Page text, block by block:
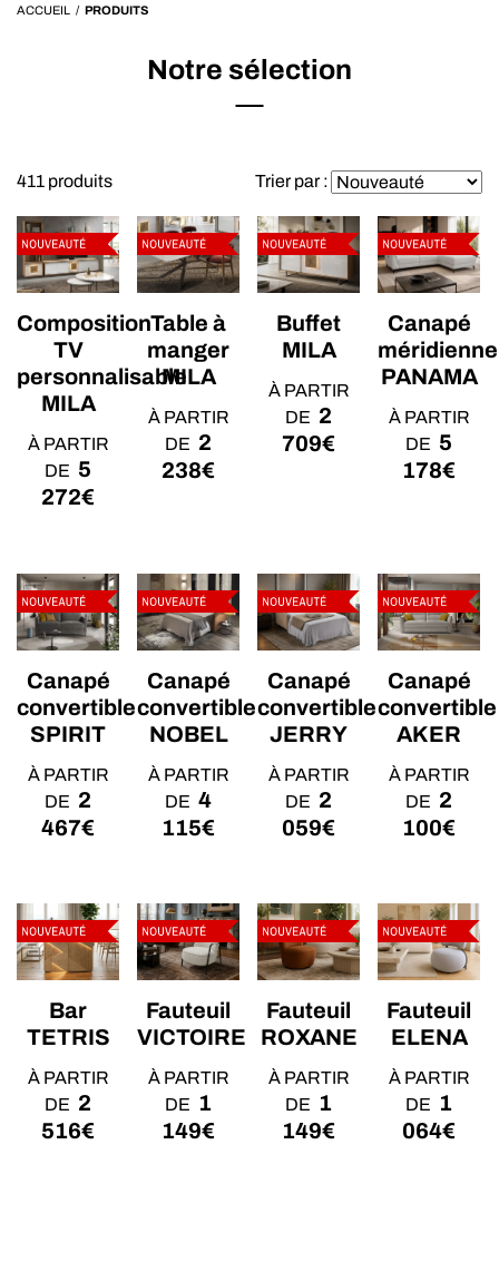
ACCUEIL / PRODUITS
Notre sélection
411 produits Trier par :
Composition
TV
personnalisable
MILA
À PARTIR
DE 5
272€
Table à
manger
MILA
À PARTIR
DE 2
238€
Buffet
MILA
À PARTIR
DE 2
709€
Canapé
méridienne
PANAMA
À PARTIR
DE 5
178€
Canapé
convertible
SPIRIT
À PARTIR
DE 2
467€
Canapé
convertible
NOBEL
À PARTIR
DE 4
115€
Canapé
convertible
JERRY
À PARTIR
DE 2
059€
Canapé
convertible
AKER
À PARTIR
DE 2
100€
Bar
TETRIS
À PARTIR
DE 2
516€
Fauteuil
VICTOIRE
À PARTIR
DE 1
149€
Fauteuil
ROXANE
À PARTIR
DE 1
149€
Fauteuil
ELENA
À PARTIR
DE 1
064€